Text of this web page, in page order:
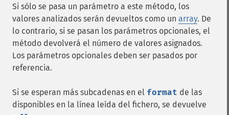
Si sólo se pasa un parámetro a este método, los
valores analizados serán devueltos como un array. De
lo contrario, si se pasan los parámetros opcionales, el
método devolverá el número de valores asignados.
Los parámetros opcionales deben ser pasados por
referencia.
Si se esperan más subcadenas en el format de las
disponibles en la línea leída del fichero, se devuelve